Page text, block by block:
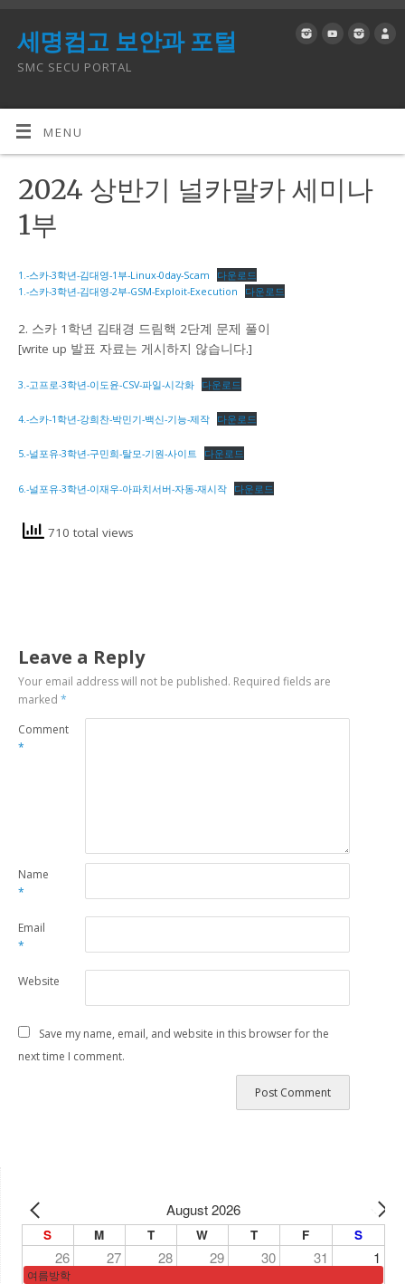
세명컴고 보안과 포털
SMC SECU PORTAL
MENU
2024 상반기 널카말카 세미나
1부
1.-스카-3학년-김대영-1부-Linux-0day-Scam
다운로드
1.-스카-3학년-김대영-2부-GSM-Exploit-Execution
다운로드
2. 스카 1학년 김태경 드림핵 2단계 문제 풀이
[write up 발표 자료는 게시하지 않습니다.]
3.-고프로-3학년-이도윤-CSV-파일-시각화 다운로드
4.-스카-1학년-강희찬-박민기-백신-기능-제작 다운로드
5.-널포유-3학년-구민희-탈모-기원-사이트 다운로드
6.-널포유-3학년-이재우-아파치서버-자동-재시작 다운로드
710 total views
Leave a Reply
Your email address will not be published. Required fields are
marked*
Comment
*
Name
*
Email
*
Website
Save my name, email, and website in this browser for the
next time I comment.
August 2026
S M T W T F S
26 27 28 29 30 31 1
여름방학